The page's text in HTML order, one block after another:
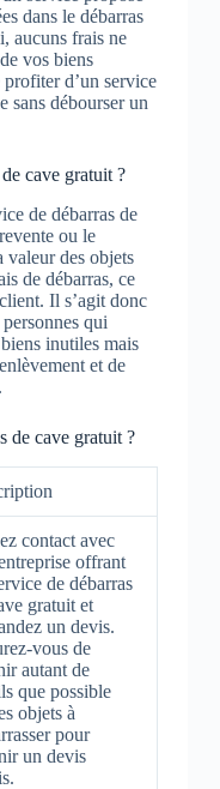
dans le débarras
aucuns frais ne
vos biens
d’un service
sans débourser un
cave gratuit ?
de débarras de
ou le
valeur des objets
de débarras, ce
Il s’agit donc
qui
inutiles mais
et de
de cave gratuit ?
contact avec
offrant
de débarras
gratuit et
un devis.
vous de
autant de
que possible
objets à
pour
un devis